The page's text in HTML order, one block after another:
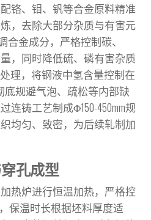
铬、钼、钒等合金原料精准
，去除大部分杂质与有害元
合金成分，严格控制碳、
，同时降低硫、磷有害杂质
理，将钢液中氢含量控制在
底规避气泡、疏松等内部缺
连铸工艺制成Φ150-450mm规
均匀、致密，为后续轧制加
孔成型
热炉进行恒温加热，严格控
保温时长根据坯料厚度适